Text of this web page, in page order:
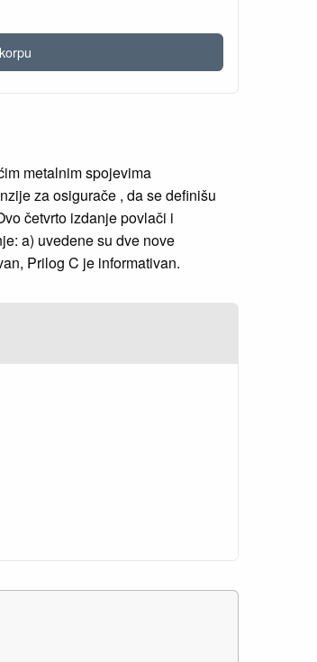
metalnim spojevima
za osigurače , da se definišu
četvrto izdanje povlači i
a) uvedene su dve nove
Prilog C je informativan.